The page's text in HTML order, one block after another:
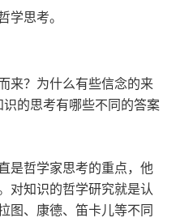
2020-04-01
学思考。
来？为什么有些信念的来
的思考有哪些不同的答案
是哲学家思考的重点，他
对知识的哲学研究就是认
图、康德、笛卡儿等不同